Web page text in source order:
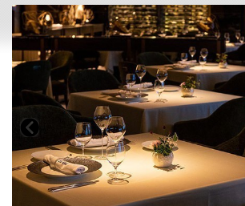
■ご朝食（ホテル館内にて）
80種類の和・洋ビュッフェ料理がお楽しみ頂け
営業時間 6:30～10:00
※状況により、ご提供方法・会場を変更させて
※7部制にてご案内させていただきます。
チェックイン時にご希望の時間をお伺いさせ
状況次第ではご希望時間に沿えない場合もご
さいませ。
■展望露天温泉「さつま乃湯」をご利用いただけま
※清掃のため11:00～13:00はクローズ